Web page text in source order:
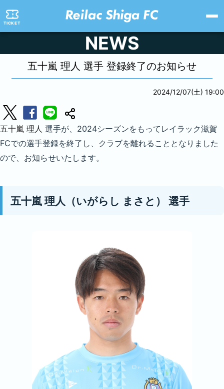
TICKET
NEWS
五十嵐 理人 選手 登録終了のお知らせ
2024/12/07(土) 19:00
五十嵐 理人 選手が、2024シーズンをもってレイラック滋賀
FCでの選手登録を終了し、クラブを離れることとなりました
ので、お知らせいたします。
五十嵐 理人（いがらし まさと） 選手